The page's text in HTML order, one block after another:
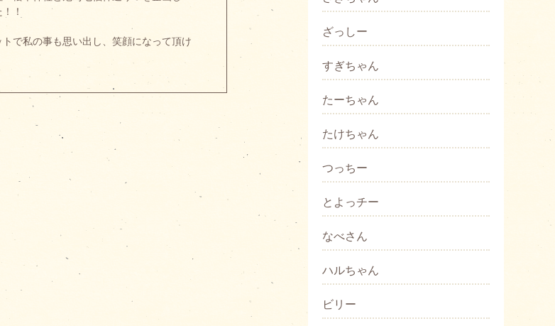
！
で私の事も思い出し、笑顔になって頂け
ざっしー
すぎちゃん
たーちゃん
たけちゃん
つっちー
とよっチー
なべさん
ハルちゃん
ビリー